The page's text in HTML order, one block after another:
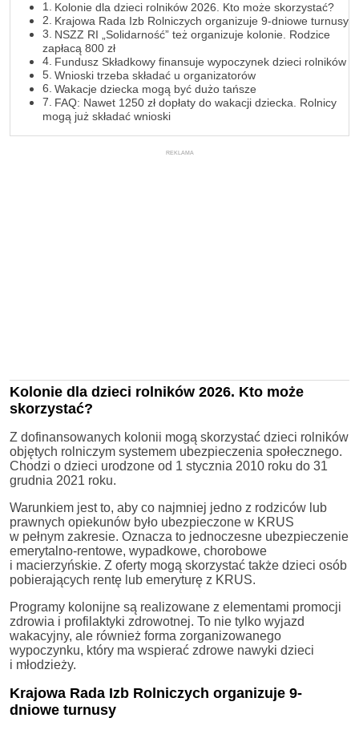
Kolonie dla dzieci rolników 2026. Kto może skorzystać?
Krajowa Rada Izb Rolniczych organizuje 9-dniowe turnusy
NSZZ RI „Solidarność” też organizuje kolonie. Rodzice
zapłacą 800 zł
Fundusz Składkowy finansuje wypoczynek dzieci rolników
Wnioski trzeba składać u organizatorów
Wakacje dziecka mogą być dużo tańsze
FAQ: Nawet 1250 zł dopłaty do wakacji dziecka. Rolnicy
mogą już składać wnioski
REKLAMA
Kolonie dla dzieci rolników 2026. Kto może
skorzystać?
Z dofinansowanych kolonii mogą skorzystać dzieci rolników
objętych rolniczym systemem ubezpieczenia społecznego.
Chodzi o dzieci urodzone od 1 stycznia 2010 roku do 31
grudnia 2021 roku.
Warunkiem jest to, aby co najmniej jedno z rodziców lub
prawnych opiekunów było ubezpieczone w KRUS
w pełnym zakresie. Oznacza to jednoczesne ubezpieczenie
emerytalno-rentowe, wypadkowe, chorobowe
i macierzyńskie. Z oferty mogą skorzystać także dzieci osób
pobierających rentę lub emeryturę z KRUS.
Programy kolonijne są realizowane z elementami promocji
zdrowia i profilaktyki zdrowotnej. To nie tylko wyjazd
wakacyjny, ale również forma zorganizowanego
wypoczynku, który ma wspierać zdrowe nawyki dzieci
i młodzieży.
Krajowa Rada Izb Rolniczych organizuje 9-
dniowe turnusy